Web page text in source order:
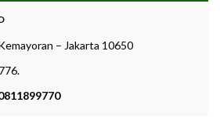
– Jakarta 10650